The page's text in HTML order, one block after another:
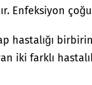
Enfeksiyon
hastalığı
iki farklı